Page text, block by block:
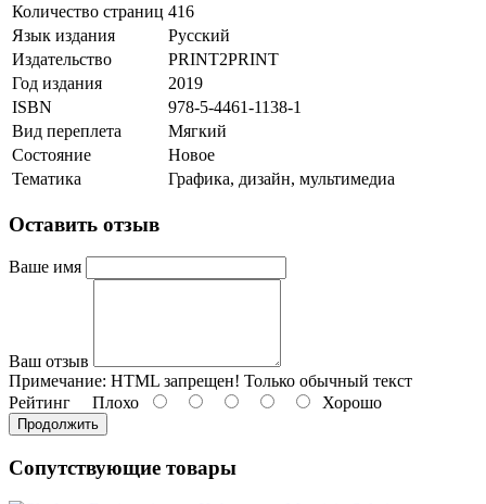
Количество страниц 416
Язык издания
Русский
Издательство
PRINT2PRINT
Год издания
2019
ISBN
978-5-4461-1138-1
Вид переплета
Мягкий
Состояние
Новое
Тематика
Графика, дизайн, мультимедиа
Оставить отзыв
Ваше имя
Ваш отзыв
Примечание: HTML запрещен! Только обычный текст
Рейтинг Плохо Хорошо
Продолжить
Сопутствующие товары